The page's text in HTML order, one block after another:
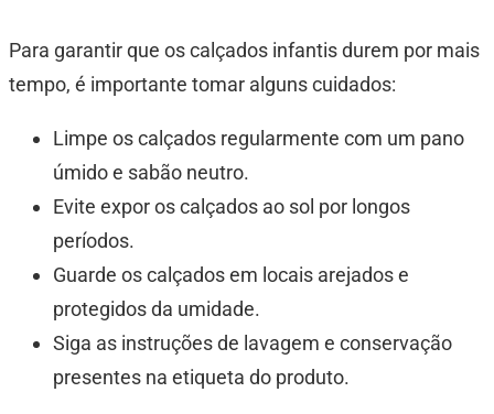
Para garantir que os calçados infantis durem por mais
tempo, é importante tomar alguns cuidados:
Limpe os calçados regularmente com um pano
úmido e sabão neutro.
Evite expor os calçados ao sol por longos
períodos.
Guarde os calçados em locais arejados e
protegidos da umidade.
Siga as instruções de lavagem e conservação
presentes na etiqueta do produto.